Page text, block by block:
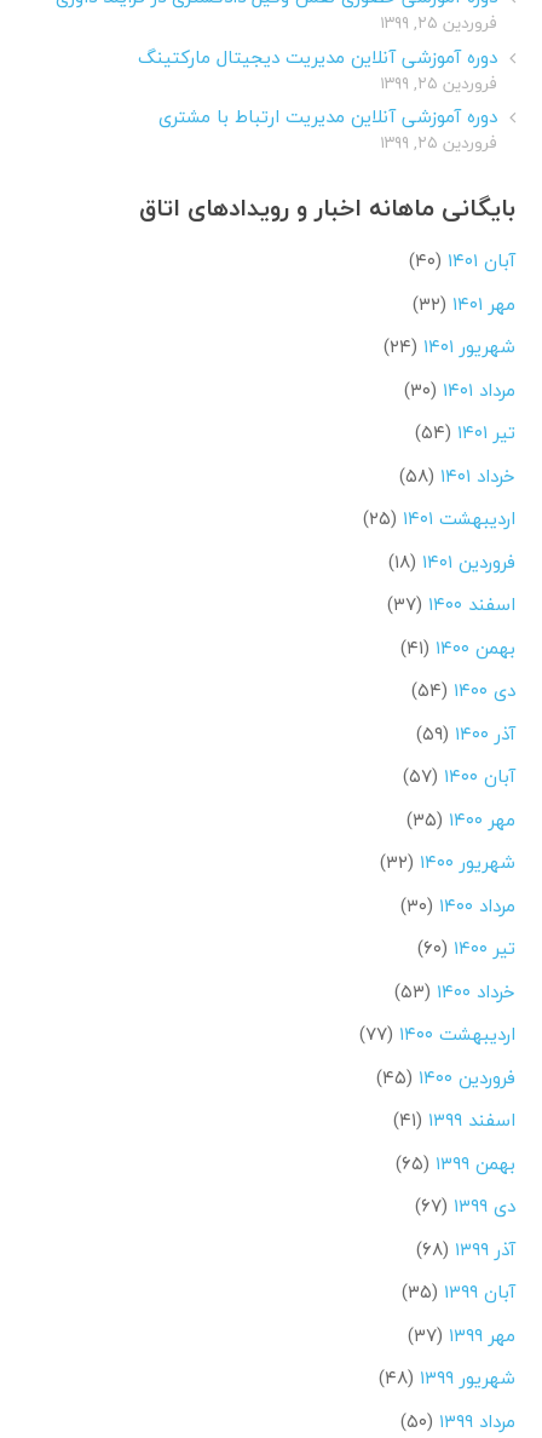
فروردین ۲۵, ۱۳۹۹
دوره آموزشی آنلاین مدیریت دیجیتال مارکتینگ
فروردین ۲۵, ۱۳۹۹
دوره آموزشی آنلاین مدیریت ارتباط با مشتری
فروردین ۲۵, ۱۳۹۹
بایگانی ماهانه اخبار و رویدادهای اتاق
آبان ۱۴۰۱
(۴۰)
مهر ۱۴۰۱
(۳۲)
شهریور ۱۴۰۱
(۲۴)
مرداد ۱۴۰۱
(۳۰)
تیر ۱۴۰۱
(۵۴)
خرداد ۱۴۰۱
(۵۸)
اردیبهشت ۱۴۰۱
(۲۵)
فروردین ۱۴۰۱
(۱۸)
اسفند ۱۴۰۰
(۳۷)
بهمن ۱۴۰۰
(۴۱)
دی ۱۴۰۰
(۵۴)
آذر ۱۴۰۰
(۵۹)
آبان ۱۴۰۰
(۵۷)
مهر ۱۴۰۰
(۳۵)
شهریور ۱۴۰۰
(۳۲)
مرداد ۱۴۰۰
(۳۰)
تیر ۱۴۰۰
(۶۰)
خرداد ۱۴۰۰
(۵۳)
اردیبهشت ۱۴۰۰
(۷۷)
فروردین ۱۴۰۰
(۴۵)
اسفند ۱۳۹۹
(۴۱)
بهمن ۱۳۹۹
(۶۵)
دی ۱۳۹۹
(۶۷)
آذر ۱۳۹۹
(۶۸)
آبان ۱۳۹۹
(۳۵)
مهر ۱۳۹۹
(۳۷)
شهریور ۱۳۹۹
(۴۸)
مرداد ۱۳۹۹
(۵۰)